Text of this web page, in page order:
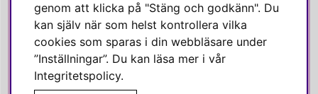
SVENSKA HEM
Varmt välkommen till Svenska Hem!
Vi värdesätter våra kunder högt och finns här för att hjälpa dig
om du har några frågor eller vill ha inspiration.
genom att klicka på "Stäng och godkänn". Du
kan själv när som helst kontrollera vilka
cookies som sparas i din webbläsare under
”Inställningar”. Du kan läsa mer i vår
Integritetspolicy.